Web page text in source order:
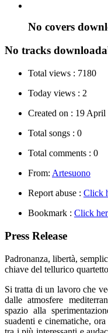
No covers
No tracks
Total views : 7180
Today views : 2
Created on : 19 April
Total songs : 0
Total comments : 0
From: Artesuono
Report abuse : Click
Bookmark : Click
Press Release
Padronanza, libertà,
chiave del tellurico
Si tratta di un lavoro che
dalle atmosfere
spazio alla
suadenti e cinematiche,